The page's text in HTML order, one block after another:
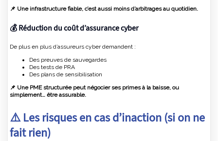
📌 Une infrastructure fiable, c’est aussi moins d’arbitrages au quotidien.
💰 Réduction du coût d’assurance cyber
De plus en plus d’assureurs cyber demandent :
Des preuves de sauvegardes
Des tests de PRA
Des plans de sensibilisation
📌 Une PME structurée peut négocier ses primes à la baisse, ou
simplement… être assurable.
⚠️ Lesrisquesen cas d’inaction (si on ne
fait rien)